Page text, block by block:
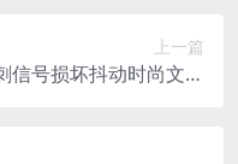
上一篇
信号损坏抖动时尚文字